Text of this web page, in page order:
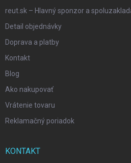
reut.sk – Hlavný sponzor a
Detail objednávky
Doprava a platby
Kontakt
Blog
Ako nakupovať
Vrátenie tovaru
Reklamačný poriadok
KONTAKT